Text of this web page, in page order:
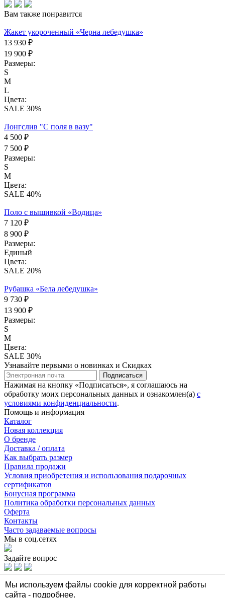
Вам также понравится
Жакет укороченный «Черна лебедушка»
13 930 ₽
19 900 ₽
Размеры:
S
M
L
Цвета:
SALE 30%
Лонгслив "С поля в вазу"
4 500 ₽
7 500 ₽
Размеры:
S
M
Цвета:
SALE 40%
Поло с вышивкой «Водица»
7 120 ₽
8 900 ₽
Размеры:
Единый
Цвета:
SALE 20%
Рубашка «Бела лебедушка»
9 730 ₽
13 900 ₽
Размеры:
S
M
Цвета:
SALE 30%
Узнавайте первыми о новинках и Скидках
Подписаться
Нажимая на кнопку «Подписаться», я соглашаюсь на
обработку моих персональных данных и ознакомлен(а) с
условиями конфиденциальности.
Помощь и информация
Каталог
Новая коллекция
О бренде
Доставка / оплата
Как выбрать размер
Правила продажи
Условия приобретения и использования подарочных
сертификатов
Бонусная программа
Политика обработки персональных данных
Оферта
Контакты
Часто задаваемые вопросы
Мы в соц.сетях
Задайте вопрос
Мы в соц.сетях
Мы используем файлы cookie для корректной работы
сайта - подробнее.